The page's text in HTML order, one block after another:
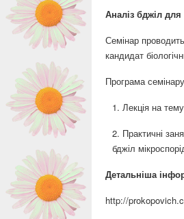
Аналіз бджіл
Семінар
кандидат
Програма
Лекція на
Практичні
бджіл
Детальніша
http://